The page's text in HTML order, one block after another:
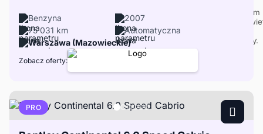
Benzyna
2007
75 031 km
Automatyczna
Warszawa (Mazowieckie)
Zobacz oferty:
PRO